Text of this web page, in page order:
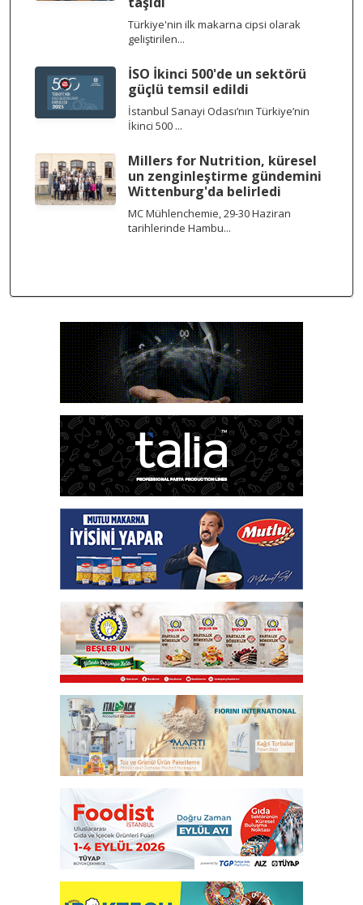
Türkiye'nin ilk makarna cipsi olarak
geliştirilen...
İSO İkinci 500'de un sektörü
güçlü temsil edildi
İstanbul Sanayi Odası’nın Türkiye’nin
İkinci 500 ...
Millers for Nutrition, küresel
un zenginleştirme gündemini
Wittenburg'da belirledi
MC Mühlenchemie, 29-30 Haziran
tarihlerinde Hambu...